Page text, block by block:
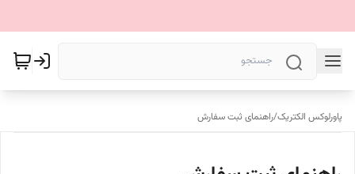
پاورلوکس الکتریک/راهنمای ثبت سفارش